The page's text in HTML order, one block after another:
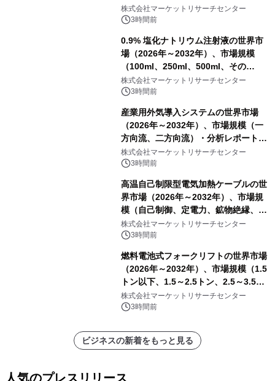
表
株式会社マーケットリサーチセンター
3時間前
0.9% 塩化ナトリウム注射液の世界市
場（2026年～2032年）、市場規模
（100ml、250ml、500ml、その
他）・分析レポートを発表
株式会社マーケットリサーチセンター
3時間前
産業用外気導入システムの世界市場
（2026年～2032年）、市場規模（一
方向流、二方向流）・分析レポートを
発表
株式会社マーケットリサーチセンター
3時間前
高温自己制限型電気加熱ケーブルの世
界市場（2026年～2032年）、市場規
模（自己制御、定電力、鉱物絶縁、表
皮効果）・分析レポートを発表
株式会社マーケットリサーチセンター
3時間前
燃料電池式フォークリフトの世界市場
（2026年～2032年）、市場規模（1.5
トン以下、1.5～2.5トン、2.5～3.5ト
ン、3.5～5.0トン、その他）・分析レ
ポートを発表
株式会社マーケットリサーチセンター
3時間前
ビジネスの新着をもっと見る
人気のプレスリリース